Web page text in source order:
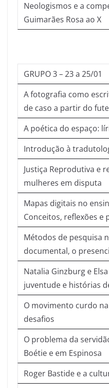
Neologismos e a
Guimarães Rosa ao X
GRUPO 3 – 23 a 25/01
A fotografia como
de caso a partir do
A poética do espaço:
Introdução à
Justiça Reprodutiva e
mulheres em disputa
Mapas digitais no
Conceitos, reflexões e
Métodos de pesquisa
documental, o
Natalia Ginzburg e
juventude e histórias
O movimento curdo
desafios
O problema da
Boétie e em Espinosa
Roger Bastide e a